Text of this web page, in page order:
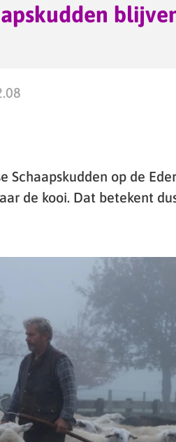
Schaapskudden op de
de kooi. Dat betekent